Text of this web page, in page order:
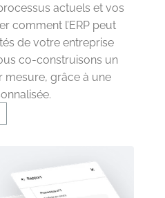
actuels et vos
comment l’ERP peut
de votre entreprise
co-construisons un
mesure, grâce à une